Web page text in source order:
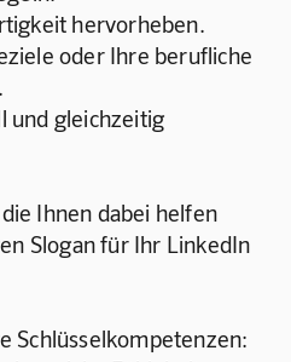
hervorheben.
oder Ihre berufliche
und gleichzeitig
Ihnen dabei helfen
Slogan für Ihr LinkedIn
Schlüsselkompetenzen: